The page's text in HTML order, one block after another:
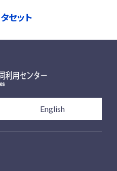
セット
English